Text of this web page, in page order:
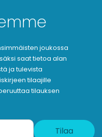
joukossa
saat tietoa alan
ja tulevista
tilaajille
tilauksen
Tilaa